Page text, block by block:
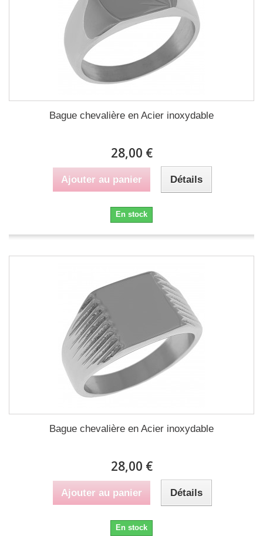
Bague chevalière en Acier inoxydable
28,00 €
Ajouter au panier Détails
En stock
Bague chevalière en Acier inoxydable
28,00 €
Ajouter au panier Détails
En stock